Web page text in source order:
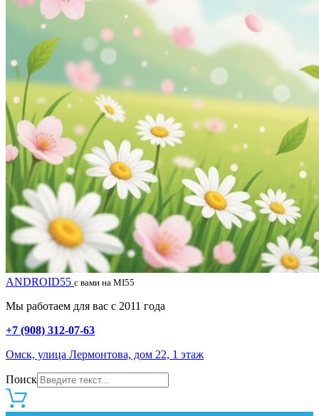
ANDROID55 с вами на MI55
Мы работаем для вас с 2011 года
+7 (908) 312-07-63
Омск, улица Лермонтова, дом 22, 1 этаж
Поиск